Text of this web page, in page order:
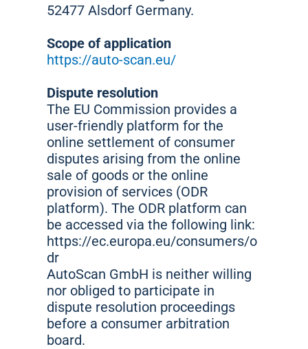
52477 Alsdorf Germany.
Scope of application
https://auto-scan.eu/
Dispute resolution
The EU Commission provides a
user-friendly platform for the
online settlement of consumer
disputes arising from the online
sale of goods or the online
provision of services (ODR
platform). The ODR platform can
be accessed via the following link:
https://ec.europa.eu/consumers/o
dr
AutoScan GmbH is neither willing
nor obliged to participate in
dispute resolution proceedings
before a consumer arbitration
board.